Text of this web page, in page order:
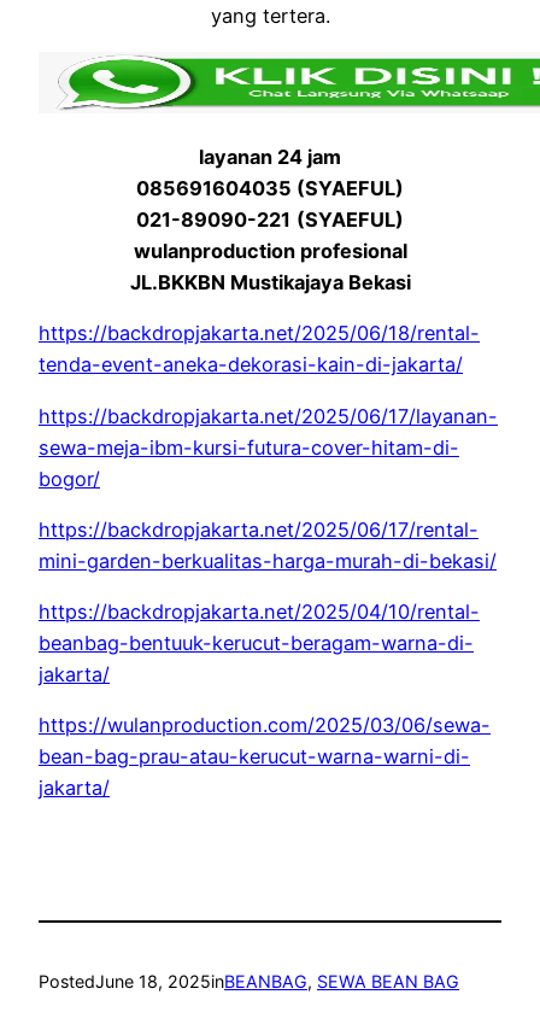
yang tertera.
layanan 24 jam
085691604035 (SYAEFUL)
021-89090-221 (SYAEFUL)
wulanproduction profesional
JL.BKKBN Mustikajaya Bekasi
https://backdropjakarta.net/2025/06/18/rental-
tenda-event-aneka-dekorasi-kain-di-jakarta/
https://backdropjakarta.net/2025/06/17/layanan-
sewa-meja-ibm-kursi-futura-cover-hitam-di-
bogor/
https://backdropjakarta.net/2025/06/17/rental-
mini-garden-berkualitas-harga-murah-di-bekasi/
https://backdropjakarta.net/2025/04/10/rental-
beanbag-bentuuk-kerucut-beragam-warna-di-
jakarta/
https://wulanproduction.com/2025/03/06/sewa-
bean-bag-prau-atau-kerucut-warna-warni-di-
jakarta/
PostedJune 18, 2025inBEANBAG, SEWA BEAN BAG